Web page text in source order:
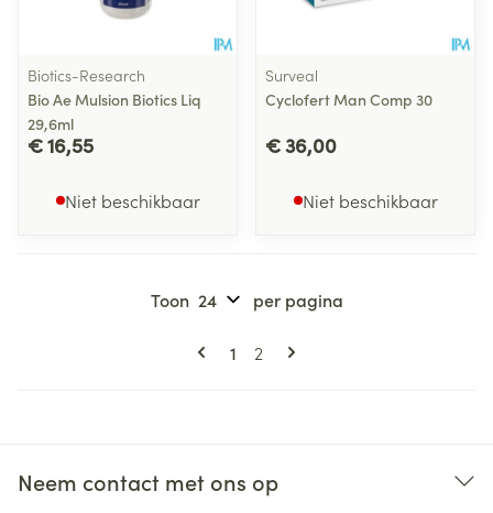
Biotics-Research
Bio Ae Mulsion Biotics Liq
29,6ml
€ 16,55
Niet beschikbaar
Surveal
Cyclofert Man Comp 30
€ 36,00
Niet beschikbaar
Pagina's
U lees momenteel pagina
1 Pagina
2
Toon per pagina
Neem contact met ons op